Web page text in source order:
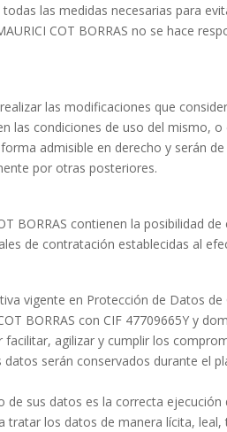
las medidas necesarias para
COT BORRAS no se hace
las modificaciones que
las condiciones de uso del mismo,
admisible en derecho y serán
por otras posteriores.
BORRAS contienen la posibilidad
de contratación establecidas al
vigente en Protección de Datos
BORRAS con CIF 47709665Y y
facilitar, agilizar y cumplir los
datos serán conservados durante
sus datos es la correcta
tratar los datos de manera lícita,